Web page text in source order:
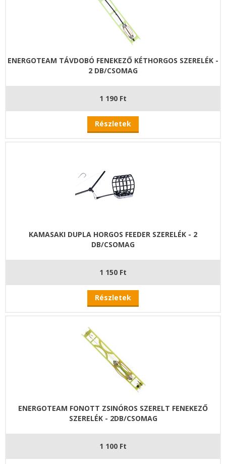
ENERGOTEAM TÁVDOBÓ FENEKEZŐ KÉTHORGOS SZERELÉK -
2 DB/CSOMAG
1 190 Ft
Részletek
KAMASAKI DUPLA HORGOS FEEDER SZERELÉK - 2
DB/CSOMAG
1 150 Ft
Részletek
ENERGOTEAM FONOTT ZSINÓROS SZERELT FENEKEZŐ
SZERELÉK - 2DB/CSOMAG
1 100 Ft